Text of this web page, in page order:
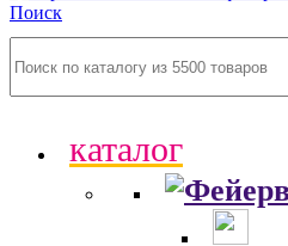
Поиск
каталог